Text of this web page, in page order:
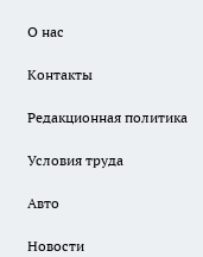
О нас
Контакты
Редакционная политика
Условия труда
Авто
Новости